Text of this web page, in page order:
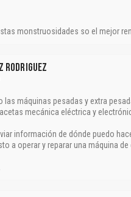
monstruosidades so el mejor
Rodriguez
máquinas pesadas y extra
mecánica eléctrica y
información de dónde puedo
a operar y reparar una máquina